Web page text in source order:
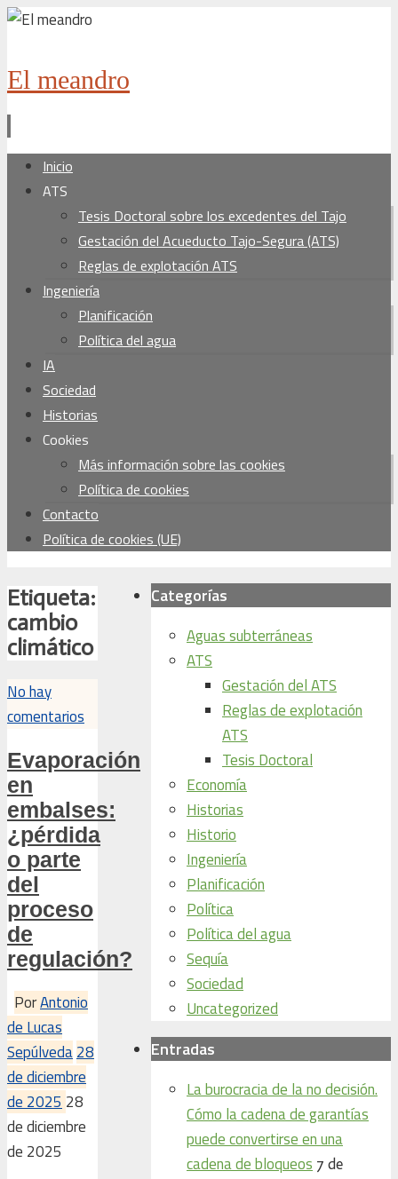
El meandro
contenido
Inicio
ATS
Tesis Doctoral sobre los excedentes del Tajo
Gestación del Acueducto Tajo-Segura (ATS)
Reglas de explotación ATS
Ingeniería
Planificación
Política del agua
IA
Sociedad
Historias
Cookies
Más información sobre las cookies
Política de cookies
Contacto
Política de cookies (UE)
Etiqueta:
cambio
climático
No hay
comentarios
Evaporación
en
embalses:
¿pérdida
o parte
del
proceso
de
regulación?
PorAntonio
de Lucas
Sepúlveda28
de diciembre
de 2025 28
de diciembre
de 2025
Categorías
Aguas subterráneas
ATS
Gestación del ATS
Reglas de explotación
ATS
Tesis Doctoral
Economía
Historias
Historio
Ingeniería
Planificación
Política
Política del agua
Sequía
Sociedad
Uncategorized
Entradas
La burocracia de la no decisión.
Cómo la cadena de garantías
puede convertirse en una
cadena de bloqueos 7 de